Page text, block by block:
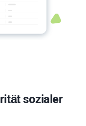
sozialer